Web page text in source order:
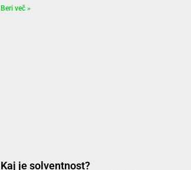
Beri več »
Kaj je solventnost?